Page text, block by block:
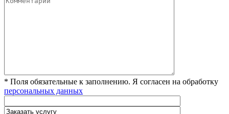
* Поля обязательные к заполнению. Я согласен на обработку
персональных данных